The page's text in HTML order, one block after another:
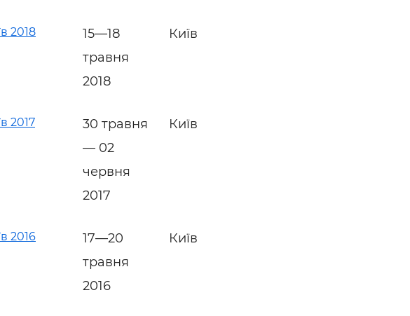
2018
15—18
травня
2018
Київ
2017
30 травня
— 02
червня
2017
Київ
2016
17—20
травня
2016
Київ